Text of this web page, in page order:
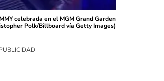
celebrada en el MGM Grand Garden
Polk/Billboard vía Getty Images)